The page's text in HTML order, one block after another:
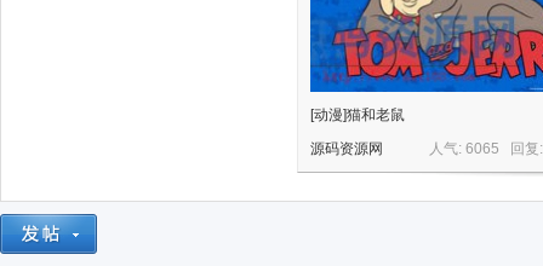
[动漫]猫和老鼠
人气: 6065 回
源码资源网